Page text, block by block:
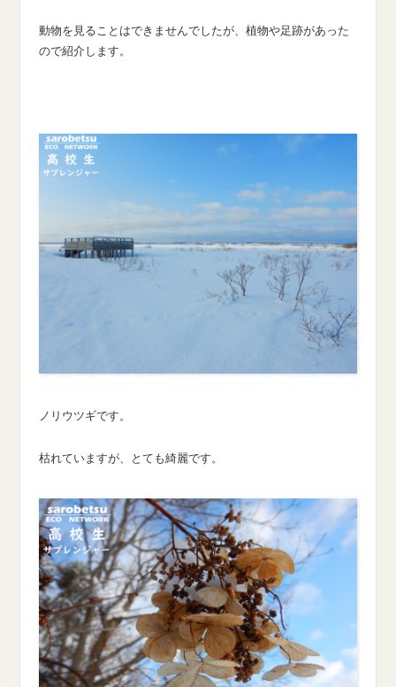
動物を見ることはできませんでしたが、植物や足跡があった
ので紹介します。
ノリウツギです。
枯れていますが、とても綺麗です。